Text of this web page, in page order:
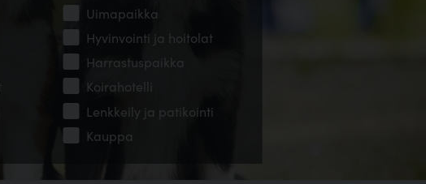
Uimapaikka
Hyvinvointi ja hoitolat
Harrastuspaikka
Koirahotelli
Lenkkeily ja patikointi
Kauppa